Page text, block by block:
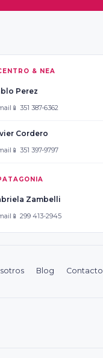
& NEA
Perez
📱 351 387-6362
Cordero
📱 351 397-9797
Zambelli
📱 299 413-2945
Blog Contacto